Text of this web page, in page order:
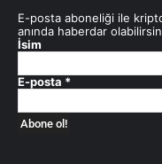
E-posta aboneliği ile
anında haberdar
İsim
E-posta *